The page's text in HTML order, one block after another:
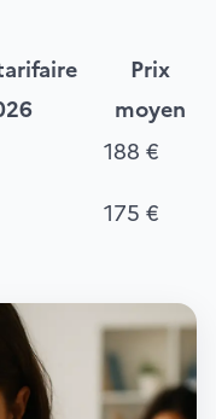
Prix
moyen
188 €
175 €